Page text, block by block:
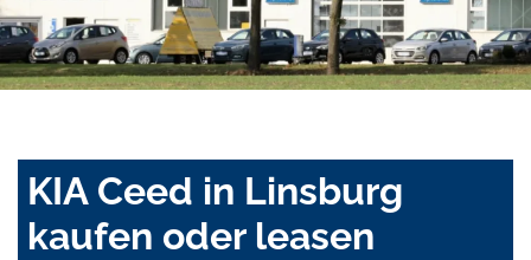
KIA Ceed in Linsburg
kaufen oder leasen